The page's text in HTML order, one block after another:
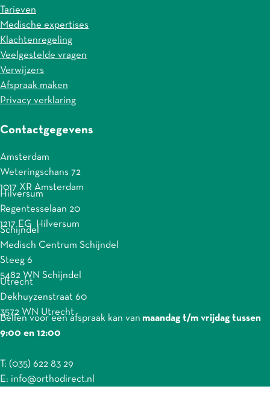
Tarieven
Medische expertises
Klachtenregeling
Veelgestelde vragen
Verwijzers
Afspraak maken
Privacy verklaring
Contactgegevens
Amsterdam
Weteringschans 72
1017 XR Amsterdam
Hilversum
Regentesselaan 20
1217 EG Hilversum
Schijndel
Medisch Centrum Schijndel
Steeg 6
5482 WN Schijndel
Utrecht
Dekhuyzenstraat 60
3572 WN Utrecht
Bellen voor een afspraak kan van maandag t/m vrijdag tussen
9:00 en 12:00
T: (035) 622 83 29
E: info@orthodirect.nl